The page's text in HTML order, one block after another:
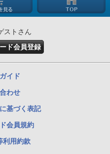
ストさん
ド会員登録
イド
わせ
基づく表記
会員規約
利用約款